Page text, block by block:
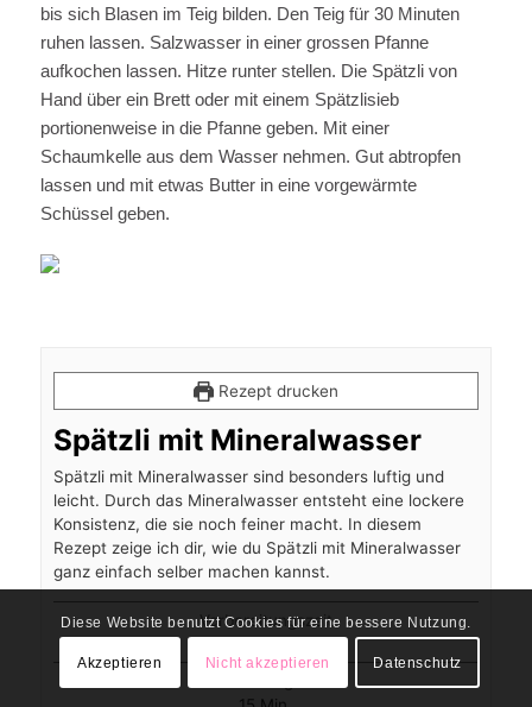
bis sich Blasen im Teig bilden. Den Teig für 30 Minuten
ruhen lassen. Salzwasser in einer grossen Pfanne
aufkochen lassen. Hitze runter stellen. Die Spätzli von
Hand über ein Brett oder mit einem Spätzlisieb
portionenweise in die Pfanne geben. Mit einer
Schaumkelle aus dem Wasser nehmen. Gut abtropfen
lassen und mit etwas Butter in eine vorgewärmte
Schüssel geben.
Rezept drucken
Spätzli mit Mineralwasser
Spätzli mit Mineralwasser sind besonders luftig und
leicht. Durch das Mineralwasser entsteht eine lockere
Konsistenz, die sie noch feiner macht. In diesem
Rezept zeige ich dir, wie du Spätzli mit Mineralwasser
ganz einfach selber machen kannst.
Vorbereitungszeit
Minuten
Diese Website benutzt Cookies für eine bessere Nutzung.
Akzeptieren Nicht akzeptieren Datenschutz